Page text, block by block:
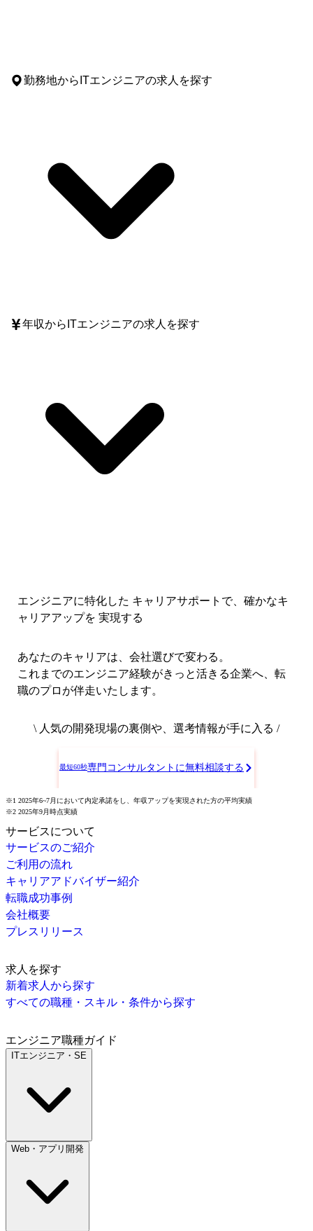
勤務地からITエンジニアの求人を探す
年収からITエンジニアの求人を探す
エンジニアに特化した キャリアサポートで、 確かなキ
ャリアアップを 実現する
あなたのキャリアは、会社選びで変わる。
これまでのエンジニア経験がきっと活きる企業へ、転
職のプロが伴走いたします。
\ 人気の開発現場の裏側や、選考情報が手に入る /
最短60秒専門コンサルタントに無料相談する
※1 2025年6~7月において内定承諾をし、年収アップを実現された方の平均実績
※2 2025年9月時点実績
サービスについて
サービスのご紹介
ご利用の流れ
キャリアアドバイザー紹介
転職成功事例
会社概要
プレスリリース
求人を探す
新着求人から探す
すべての職種・スキル・条件から探す
エンジニア職種ガイド
ITエンジニア・SE
Web・アプリ開発